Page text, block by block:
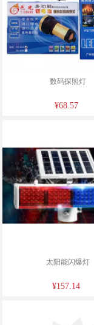
数码探照灯
¥68.57
太阳能闪爆灯
¥157.14